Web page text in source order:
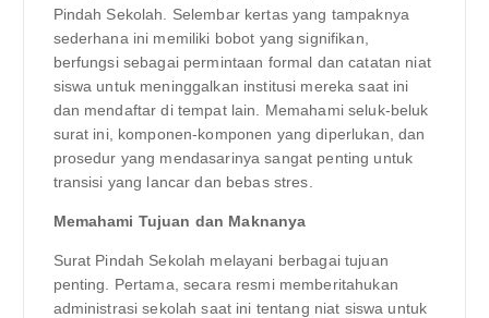
Pindah Sekolah. Selembar kertas yang tampaknya
sederhana ini memiliki bobot yang signifikan,
berfungsi sebagai permintaan formal dan catatan niat
siswa untuk meninggalkan institusi mereka saat ini
dan mendaftar di tempat lain. Memahami seluk-beluk
surat ini, komponen-komponen yang diperlukan, dan
prosedur yang mendasarinya sangat penting untuk
transisi yang lancar dan bebas stres.
Memahami Tujuan dan Maknanya
Surat Pindah Sekolah melayani berbagai tujuan
penting. Pertama, secara resmi memberitahukan
administrasi sekolah saat ini tentang niat siswa untuk